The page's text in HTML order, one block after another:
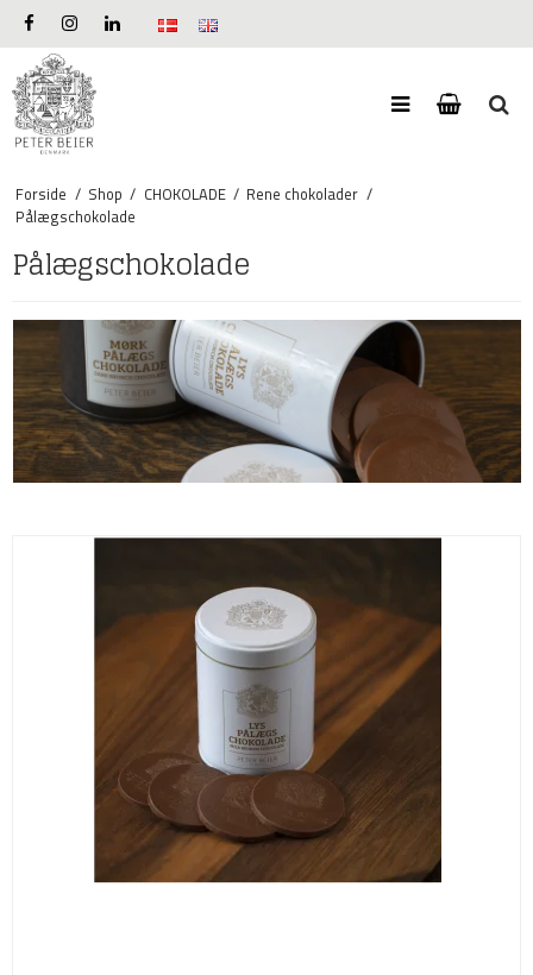
Forside / Shop / CHOKOLADE / Rene chokolader /
Pålægschokolade
Pålægschokolade